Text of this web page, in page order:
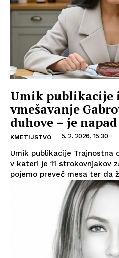
Umik publikacije
vmešavanje
duhove – je
KMETIJSTVO 5. 2. 2026, 15:30
Umik publikacije Trajnostna
v kateri je 11 strokovnjakov
pojemo preveč mesa ter da